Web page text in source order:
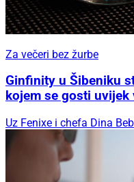
Za večeri bez žurbe
Ginfinity u Šibeniku
kojem se gosti uvijek
Uz Fenixe i chefa Dina